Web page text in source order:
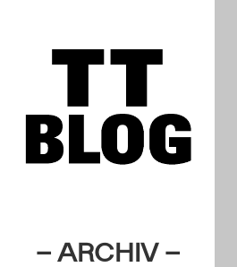
– ARCHIV –